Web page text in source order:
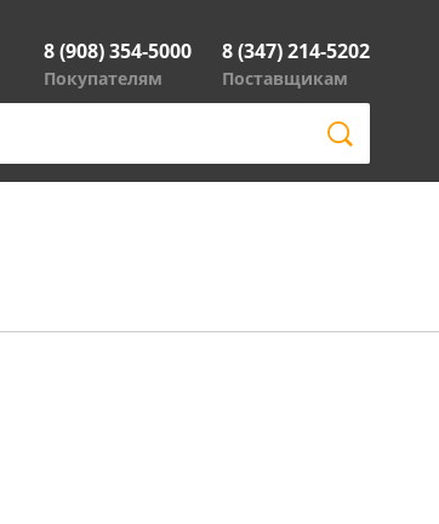
8 (908) 354-5000
Покупателям
8 (347) 214-5202
Поставщикам